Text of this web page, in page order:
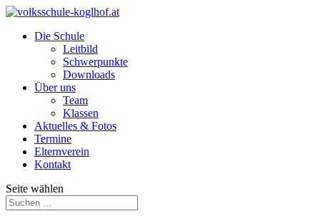
Die Schule
Leitbild
Schwerpunkte
Downloads
Über uns
Team
Klassen
Aktuelles & Fotos
Termine
Elternverein
Kontakt
Seite wählen